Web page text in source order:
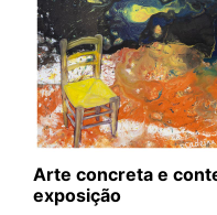
Arte concreta e
exposição